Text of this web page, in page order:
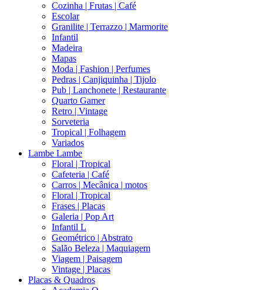
Cozinha | Frutas | Café
Escolar
Granilite | Terrazzo | Marmorite
Infantil
Madeira
Mapas
Moda | Fashion | Perfumes
Pedras | Canjiquinha | Tijolo
Pub | Lanchonete | Restaurante
Quarto Gamer
Retro | Vintage
Sorveteria
Tropical | Folhagem
Variados
Lambe Lambe
Floral | Tropical
Cafeteria | Café
Carros | Mecânica | motos
Floral | Tropical
Frases | Placas
Galeria | Pop Art
Infantil L
Geométrico | Abstrato
Salão Beleza | Maquiagem
Viagem | Paisagem
Vintage | Placas
Placas & Quadros